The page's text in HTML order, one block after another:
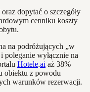
dopytać o szczegóły
cenniku koszty
na podróżujących „w
poleganie wyłącznie na
Hotele.ai aż 38%
obiektu z powodu
warunków rezerwacji.